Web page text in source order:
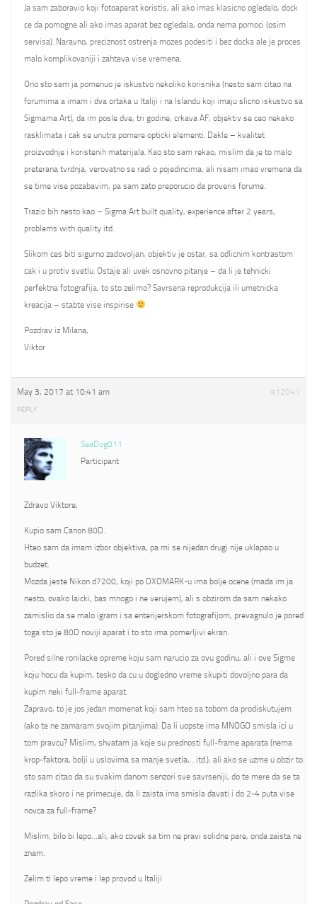
Ja sam zaboravio koji fotoaparat koristis, ali ako imas klasicno ogledalo, dock
ce da pomogne ali ako imas aparat bez ogledala, onda nema pomoci (osim
servisa). Naravno, preciznost ostrenja mozes podesiti i bez docka ale je proces
malo komplikovaniji i zahteva vise vremena.
Ono sto sam ja pomenuo je iskustvo nekoliko korisnika (nesto sam citao na
forumima a imam i dva ortaka u Italiji i na Islandu koji imaju slicno iskustvo sa
Sigmama Art), da im posle dve, tri godine, crkava AF, objektiv se ceo nekako
rasklimata i cak se unutra pomere opticki elementi. Dakle – kvalitet
proizvodnje i koristenih materijala. Kao sto sam rekao, mislim da je to malo
preterana tvrdnja, verovatno se radi o pojedincima, ali nisam imao vremena da
se time vise pozabavim, pa sam zato preporucio da proveris forume.
Trazio bih nesto kao – Sigma Art built quality, experience after 2 years,
problems with quality itd.
Slikom ces biti sigurno zadovoljan, objektiv je ostar, sa odlicnim kontrastom
cak i u protiv svetlu. Ostaje ali uvek osnovno pitanje – da li je tehnicki
perfektna fotografija, to sto zelimo? Savrsena reprodukcija ili umetnicka
kreacija – stabte vise inspirise
Pozdrav iz Milana,
Viktor
May 3, 2017 at 10:41 am #12041
REPLY
SeaDog011
Participant
Zdravo Viktore,
Kupio sam Canon 80D.
Hteo sam da imam izbor objektiva, pa mi se nijedan drugi nije uklapao u
budzet.
Mozda jeste Nikon d7200, koji po DXOMARK-u ima bolje ocene (mada im ja
nesto, ovako laicki, bas mnogo i ne verujem), ali s obzirom da sam nekako
zamislio da se malo igram i sa enterijerskom fotografijom, prevagnulo je pored
toga sto je 80D noviji aparat i to sto ima pomerljivi ekran.
Pored silne ronilacke opreme koju sam narucio za ovu godinu, ali i ove Sigme
koju hocu da kupim, tesko da cu u dogledno vreme skupiti dovoljno para da
kupim neki full-frame aparat.
Zapravo, to je jos jedan momenat koji sam hteo sa tobom da prodiskutujem
(ako te ne zamaram svojim pitanjima). Da li uopste ima MNOGO smisla ici u
tom pravcu? Mislim, shvatam ja koje su prednosti full-frame aparata (nema
krop-faktora, bolji u uslovima sa manje svetla,…itd.), ali ako se uzme u obzir to
sto sam citao da su svakim danom senzori sve savrseniji, do te mere da se ta
razlika skoro i ne primecuje, da li zaista ima smisla davati i do 2-4 puta vise
novca za full-frame?
Mislim, bilo bi lepo…ali, ako covek sa tim ne pravi solidne pare, onda zaista ne
znam.
Zelim ti lepo vreme i lep provod u Italiji